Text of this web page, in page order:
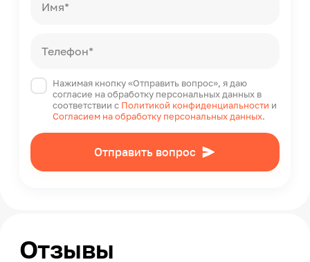
Состав
аромамасла с сертификатами безопасности
Вес свечи (без тары)
Вид выпуска товара
Ручная, авторская работа
Имя*
Телефон*
Нажимая кнопку «Отправить вопрос», я даю
согласие на обработку персональных данных в
соответствии с Политикой конфиденциальности и
Согласием на обработку персональных данных.
Отправить вопрос
Отзывы